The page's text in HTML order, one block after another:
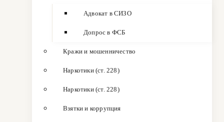
Адвокат в СИЗО
Допрос в ФСБ
Кражи и мошенничество
Наркотики (ст. 228)
Наркотики (ст. 228)
Взятки и коррупция